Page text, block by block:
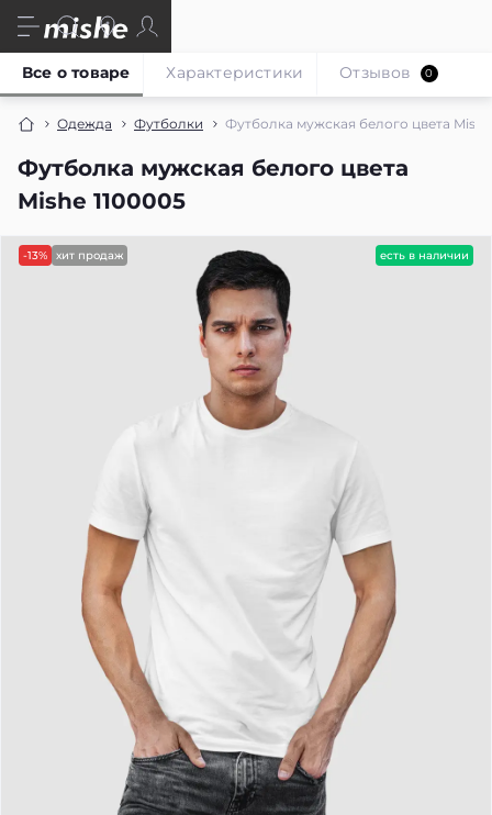
Одежда Футболки Футболка мужская белого цвета Mishe
Футболка мужская белого цвета
Mishe 1100005
Все о товаре Характеристики Отзывов 0
-13% хит продаж есть в наличии